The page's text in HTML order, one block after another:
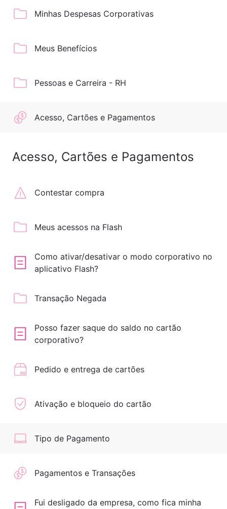
Minhas Despesas Corporativas
Meus Benefícios
Pessoas e Carreira - RH
Acesso, Cartões e Pagamentos
Acesso, Cartões e Pagamentos
Contestar compra
Meus acessos na Flash
Como ativar/desativar o modo corporativo no
aplicativo Flash?
Transação Negada
Posso fazer saque do saldo no cartão
corporativo?
Pedido e entrega de cartões
Ativação e bloqueio do cartão
Tipo de Pagamento
Pagamentos e Transações
Fui desligado da empresa, como fica minha